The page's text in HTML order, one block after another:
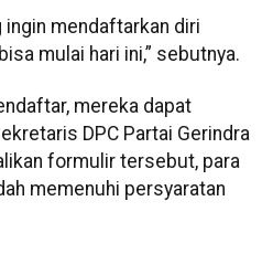
ingin mendaftarkan diri
mulai hari ini,” sebutnya.
mereka dapat
DPC Partai Gerindra
formulir tersebut, para
memenuhi persyaratan